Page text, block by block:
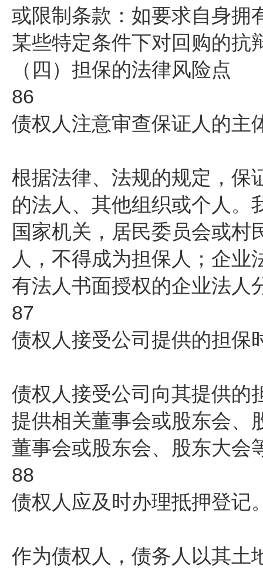
或限制条款：如要求自身拥
某些特定条件下对回购的抗
（四）担保的法律风险点
86
债权人注意审查保证人的主
根据法律、法规的规定，保
的法人、其他组织或个人。
国家机关，居民委员会或村
人，不得成为担保人；企
有法人书面授权的企业法人
87
债权人接受公司提供的担保
债权人接受公司向其提供的
提供相关董事会或股东会、
董事会或股东会、股东大会
88
债权人应及时办理抵押登记
作为债权人，债务人以其土